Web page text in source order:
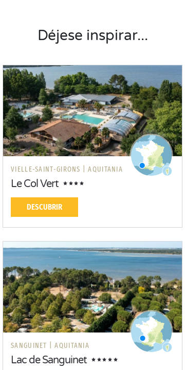
Déjese inspirar...
VIELLE-SAINT-GIRONS | AQUITANIA
Le Col Vert
DESCUBRIR
SANGUINET | AQUITANIA
Lac de Sanguinet